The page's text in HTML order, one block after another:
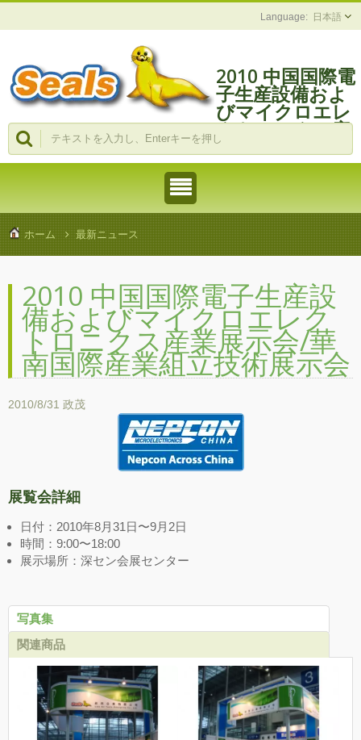
日本語
2010 中国国際電
子生産設備およ
びマイクロエレ
クトロニクス産
業展示会/華南国
際産業組立技術
展示会
ホーム 最新ニュース
2010 中国国際電子生産設
備およびマイクロエレク
トロニクス産業展示会/華
南国際産業組立技術展示会
2010/8/31 政茂
展覧会詳細
日付：2010年8月31日〜9月2日
時間：9:00〜18:00
展示場所：深セン会展センター
写真集
関連商品